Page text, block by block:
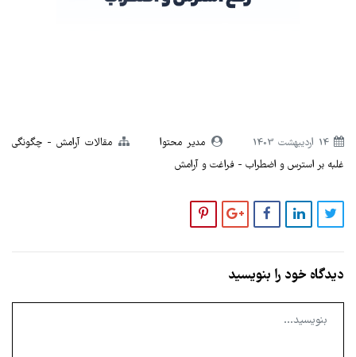
14 ارديبهشت 1403 مدیر محتوا مقالات آرامش
چگونگی
غلبه بر استرس و اضطراب
فراغت و آرامش
دیدگاه خود را بنویسید